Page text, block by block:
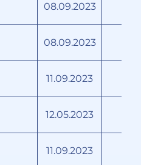
08.09.2023
08.09.2023
11.09.2023
12.05.2023
11.09.2023